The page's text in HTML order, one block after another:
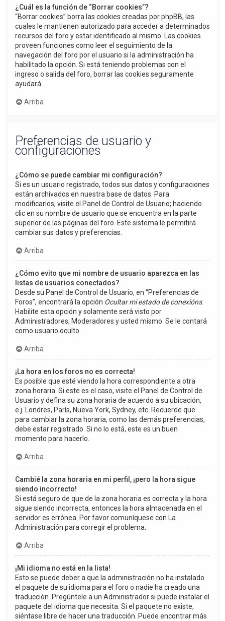
¿Cuál es la función de “Borrar cookies”?
“Borrar cookies” borra las cookies creadas por phpBB, las
cuales le mantienen autorizado para acceder a determinados
recursos del foro y estar identificado al mismo. Las cookies
proveen funciones como leer el seguimiento de la
navegación del foro por el usuario si la administración ha
habilitado la opción. Si está teniendo problemas con el
ingreso o salida del foro, borrar las cookies seguramente
ayudará.
Arriba
Preferencias de usuario y
configuraciones
¿Cómo se puede cambiar mi configuración?
Si es un usuario registrado, todos sus datos y configuraciones
están archivados en nuestra base de datos. Para
modificarlos, visite el Panel de Control de Usuario; haciendo
clic en su nombre de usuario que se encuentra en la parte
superior de las páginas del foro. Este sistema le permitirá
cambiar sus datos y preferencias.
Arriba
¿Cómo evito que mi nombre de usuario aparezca en las
listas de usuarios conectados?
Desde su Panel de Control de Usuario, en “Preferencias de
Foros”, encontrará la opción Ocultar mi estado de conexións.
Habilite esta opción y solamente será visto por
Administradores, Moderadores y usted mismo. Se le contará
como usuario oculto.
Arriba
¡La hora en los foros no es correcta!
Es posible que esté viendo la hora correspondiente a otra
zona horaria. Si este es el caso, visite el Panel de Control de
Usuario y defina su zona horaria de acuerdo a su ubicación,
e.j. Londres, París, Nueva York, Sydney, etc. Recuerde que
para cambiar la zona horaria, como las demás preferencias,
debe estar registrado. Si no lo está, este es un buen
momento para hacerlo.
Arriba
Cambié la zona horaria en mi perfil, ¡pero la hora sigue
siendo incorrecto!
Si está seguro de que de la zona horaria es correcta y la hora
sigue siendo incorrecta, entonces la hora almacenada en el
servidor es errónea. Por favor comuníquese con La
Administración para corregir el problema.
Arriba
¡Mi idioma no está en la lista!
Esto se puede deber a que la administración no ha instalado
el paquete de su idioma para el foro o nadie ha creado una
traducción. Pregúntele a un Administrador si puede instalar el
paquete del idioma que necesita. Si el paquete no existe,
siéntase libre de hacer una traducción. Puede encontrar más